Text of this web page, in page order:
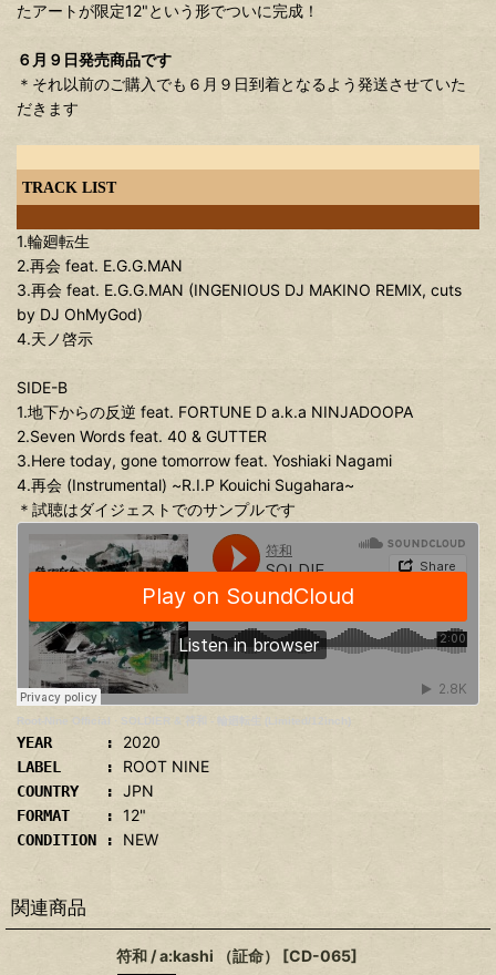
たアートが限定12"という形でついに完成！
６月９日発売商品です
＊それ以前のご購入でも６月９日到着となるよう発送させていた
だきます
TRACK LIST
1.輪廻転生
2.再会 feat. E.G.G.MAN
3.再会 feat. E.G.G.MAN (INGENIOUS DJ MAKINO REMIX, cuts
by DJ OhMyGod)
4.天ノ啓示
SIDE-B
1.地下からの反逆 feat. FORTUNE D a.k.a NINJADOOPA
2.Seven Words feat. 40 & GUTTER
3.Here today, gone tomorrow feat. Yoshiaki Nagami
4.再会 (Instrumental) ~R.I.P Kouichi Sugahara~
＊試聴はダイジェストでのサンプルです
Root-Nine Official SOLDIER & 符和 - 輪廻転生 (Limited/12inch)
YEAR : 2020
LABEL : ROOT NINE
COUNTRY : JPN
FORMAT : 12"
CONDITION : NEW
関連商品
符和 / a:kashi （証命） [CD-065]